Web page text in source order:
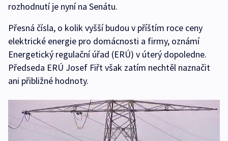
rozhodnutí je nyní na Senátu.
Přesná čísla, o kolik vyšší budou v příštím roce ceny
elektrické energie pro domácnosti a firmy, oznámí
Energetický regulační úřad (ERÚ) v úterý dopoledne.
Předseda ERÚ Josef Fiřt však zatím nechtěl naznačit
ani přibližné hodnoty.